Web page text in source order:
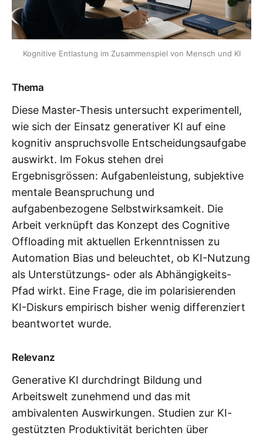
Kognitive Entlastung im Zusammenspiel von Mensch und KI
Thema
Diese Master-Thesis untersucht experimentell,
wie sich der Einsatz generativer KI auf eine
kognitiv anspruchsvolle Entscheidungsaufgabe
auswirkt. Im Fokus stehen drei
Ergebnisgrössen: Aufgabenleistung, subjektive
mentale Beanspruchung und
aufgabenbezogene Selbstwirksamkeit. Die
Arbeit verknüpft das Konzept des Cognitive
Offloading mit aktuellen Erkenntnissen zu
Automation Bias und beleuchtet, ob KI-Nutzung
als Unterstützungs- oder als Abhängigkeits-
Pfad wirkt. Eine Frage, die im polarisierenden
KI-Diskurs empirisch bisher wenig differenziert
beantwortet wurde.
Relevanz
Generative KI durchdringt Bildung und
Arbeitswelt zunehmend und das mit
ambivalenten Auswirkungen. Studien zur KI-
gestützten Produktivität berichten über